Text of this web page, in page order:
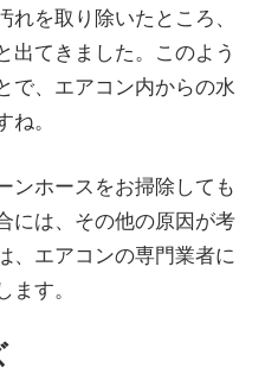
を取り除いたところ、
出てきました。このよう
で、エアコン内からの水
ね。
ンホースをお掃除しても
には、その他の原因が考
、エアコンの専門業者に
ます。